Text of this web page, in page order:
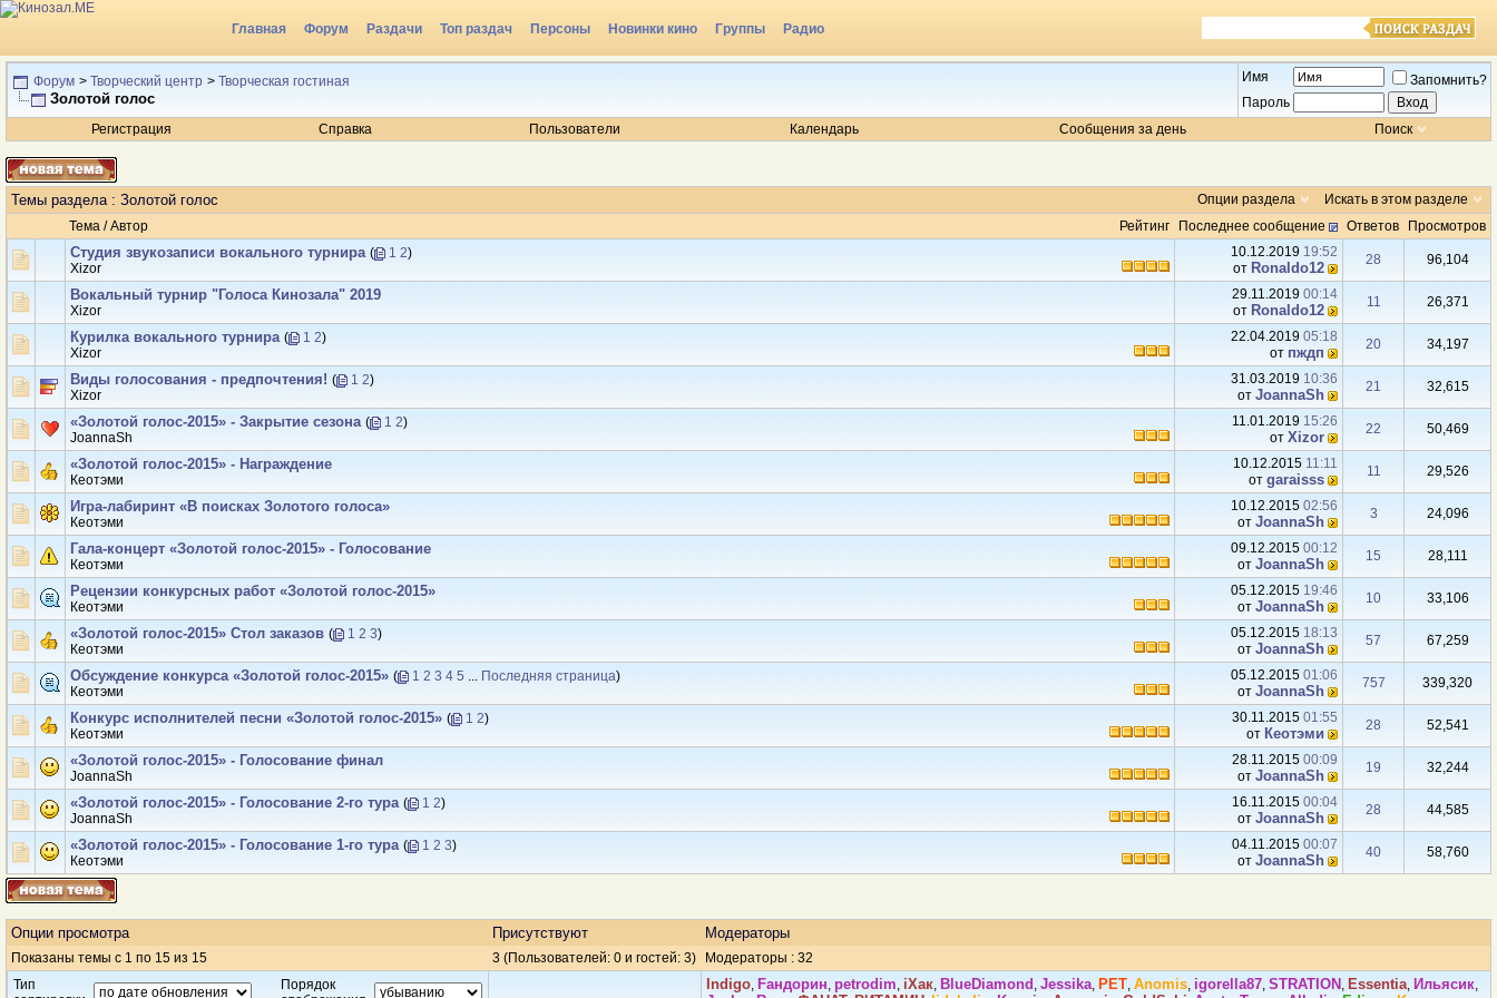
Главная Форум Раздачи Топ раздач Персоны Новинки кино Группы Радио
Форум > Творческий центр > Творческая гостиная
Золотой голос
Имя
Запомнить?
Пароль
Регистрация
Справка Пользователи Календарь Сообщения за день Поиск
Темы раздела: Золотой голос Опции раздела
Искать в этом разделе
Рейтинг
Тема /Автор Последнее сообщение Ответов Просмотров
Студия звукозаписи вокального турнира ( 1 2)
Xizor
10.12.2019 19:52
от Ronaldo12 28 96,104
Вокальный турнир "Голоса Кинозала" 2019
Xizor
29.11.2019 00:14
от Ronaldo12 11 26,371
Курилка вокального турнира ( 1 2)
Xizor
22.04.2019 05:18
от пждп 20 34,197
Виды голосования - предпочтения! ( 1 2)
Xizor
31.03.2019 10:36
от JoannaSh 21 32,615
«Золотой голос-2015» - Закрытие сезона ( 1 2)
JoannaSh
11.01.2019 15:26
от Xizor 22 50,469
«Золотой голос-2015» - Награждение
Кеотэми
10.12.2015 11:11
от garaisss 11 29,526
Игра-лабиринт «В поисках Золотого голоса»
Кеотэми
10.12.2015 02:56
от JoannaSh 3 24,096
Гала-концерт «Золотой голос-2015» - Голосование
Кеотэми
09.12.2015 00:12
от JoannaSh 15 28,111
Рецензии конкурсных работ «Золотой голос-2015»
Кеотэми
05.12.2015 19:46
от JoannaSh 10 33,106
«Золотой голос-2015» Стол заказов ( 1 2 3)
Кеотэми
05.12.2015 18:13
от JoannaSh 57 67,259
Обсуждение конкурса «Золотой голос-2015» ( 1 2 3 4 5 ... Последняя страница)
Кеотэми
05.12.2015 01:06
от JoannaSh 757 339,320
Конкурс исполнителей песни «Золотой голос-2015» ( 1 2)
Кеотэми
30.11.2015 01:55
от Кеотэми 28 52,541
«Золотой голос-2015» - Голосование финал
JoannaSh
28.11.2015 00:09
от JoannaSh 19 32,244
«Золотой голос-2015» - Голосование 2-го тура ( 1 2)
JoannaSh
16.11.2015 00:04
от JoannaSh 28 44,585
«Золотой голос-2015» - Голосование 1-го тура ( 1 2 3)
Кеотэми
04.11.2015 00:07
от JoannaSh 40 58,760
Опции просмотра Присутствуют Модераторы
Показаны темы с 1 по 15 из 15 3 (Пользователей: 0 и гостей: 3)
Модераторы : 32
Тип
Порядок
Indigо, Fандорин, petrodim, iХaк, BlueDiamond , Jеssikа, PET, Anomis, igorella87, STRATION , Essentia, Ильясик,